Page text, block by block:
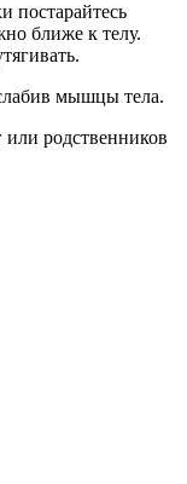
постарайтесь
ближе к телу.
мышцы тела.
родственников